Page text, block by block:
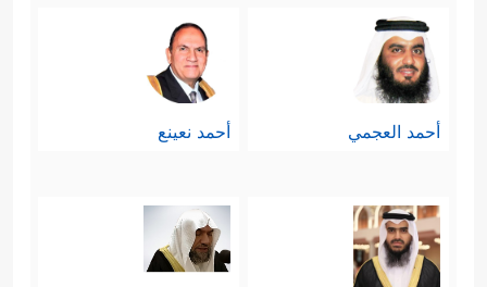
أحمد العجمي أحمد نعينع